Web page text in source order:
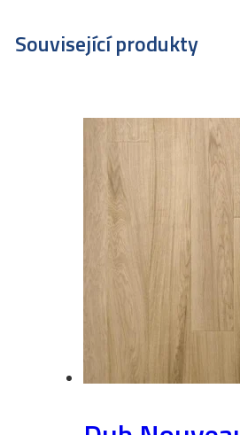
Související produkty